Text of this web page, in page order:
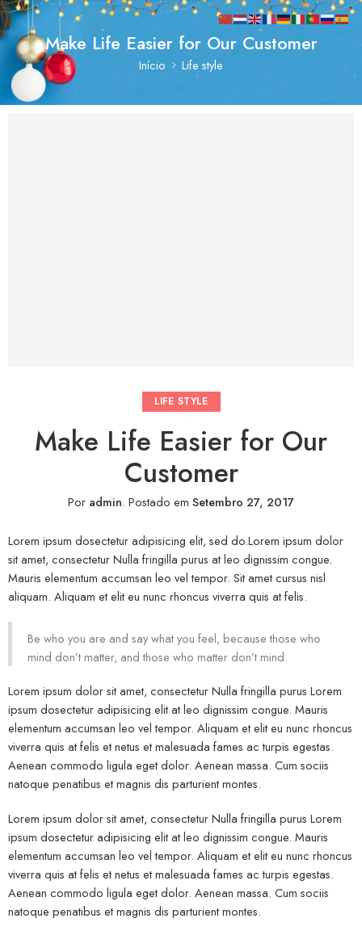
Make Life Easier for Our Customer
Início Life style
LIFE STYLE
Make Life Easier for Our
Customer
Por admin. Postado em Setembro 27, 2017
Lorem ipsum dosectetur adipisicing elit, sed do.Lorem ipsum dolor
sit amet, consectetur Nulla fringilla purus at leo dignissim congue.
Mauris elementum accumsan leo vel tempor. Sit amet cursus nisl
aliquam. Aliquam et elit eu nunc rhoncus viverra quis at felis.
Be who you are and say what you feel, because those who
mind don’t matter, and those who matter don’t mind.
Lorem ipsum dolor sit amet, consectetur Nulla fringilla purus Lorem
ipsum dosectetur adipisicing elit at leo dignissim congue. Mauris
elementum accumsan leo vel tempor. Aliquam et elit eu nunc rhoncus
viverra quis at felis et netus et malesuada fames ac turpis egestas.
Aenean commodo ligula eget dolor. Aenean massa. Cum sociis
natoque penatibus et magnis dis parturient montes.
Lorem ipsum dolor sit amet, consectetur Nulla fringilla purus Lorem
ipsum dosectetur adipisicing elit at leo dignissim congue. Mauris
elementum accumsan leo vel tempor. Aliquam et elit eu nunc rhoncus
viverra quis at felis et netus et malesuada fames ac turpis egestas.
Aenean commodo ligula eget dolor. Aenean massa. Cum sociis
natoque penatibus et magnis dis parturient montes.